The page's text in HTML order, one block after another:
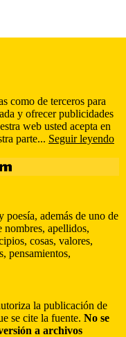
como de terceros para
y ofrecer publicidades
web usted acepta en
parte... Seguir leyendo
poesía, además de uno de
nombres, apellidos,
cosas, valores,
pensamientos,
la publicación de
se cite la fuente. No se
a archivos